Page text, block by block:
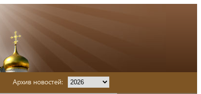
Архив новостей: